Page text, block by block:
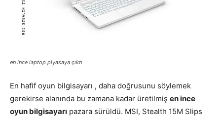
en ince laptop piyasaya çıktı
En hafif oyun bilgisayarı , daha doğrusunu söylemek
gerekirse alanında bu zamana kadar üretilmiş en ince
oyun bilgisayarı pazara sürüldü. MSI, Stealth 15M Slips